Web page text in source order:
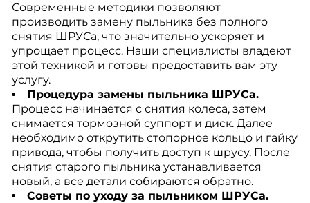
Современные методики позволяют
производить замену пыльника без полного
снятия ШРУСа, что значительно ускоряет и
упрощает процесс. Наши специалисты владеют
этой техникой и готовы предоставить вам эту
услугу.
Процедура замены пыльника ШРУСа.
Процесс начинается с снятия колеса, затем
снимается тормозной суппорт и диск. Далее
необходимо открутить стопорное кольцо и гайку
привода, чтобы получить доступ к шрусу. После
снятия старого пыльника устанавливается
новый, а все детали собираются обратно.
Советы по уходу за пыльником ШРУСа.